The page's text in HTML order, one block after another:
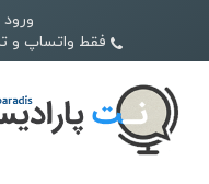
ورود